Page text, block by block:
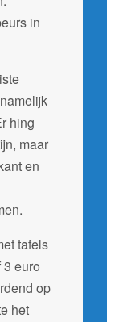
in
hing
maar
en
tafels
euro
op
het